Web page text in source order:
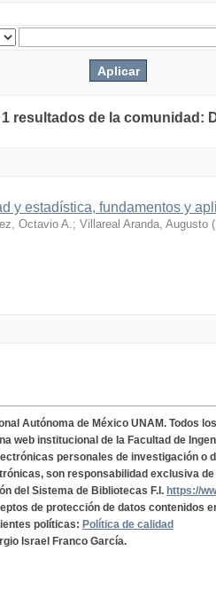
resultados de la comunidad:
y estadística, fundamentos y
Octavio A.; Villareal Aranda, Augusto (
Autónoma de México UNAM. Todos
web institucional de la Facultad de
personales de investigación o
son responsabilidad exclusiva
del Sistema de Bibliotecas F.I. https://
de protección de datos contenidos
políticas: Política de calidad
Israel Franco García.